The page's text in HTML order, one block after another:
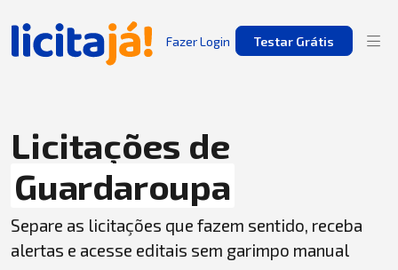
Fazer Login Testar Grátis
Licitações de
Guardaroupa
Separe as licitações que fazem sentido, receba
alertas e acesse editais sem garimpo manual